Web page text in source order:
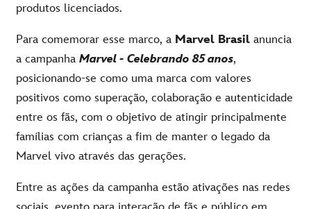
produtos licenciados.
Para comemorar esse marco, a Marvel Brasil anuncia
a campanha Marvel - Celebrando 85 anos,
posicionando-se como uma marca com valores
positivos como superação, colaboração e autenticidade
entre os fãs, com o objetivo de atingir principalmente
famílias com crianças a fim de manter o legado da
Marvel vivo através das gerações.
Entre as ações da campanha estão ativações nas redes